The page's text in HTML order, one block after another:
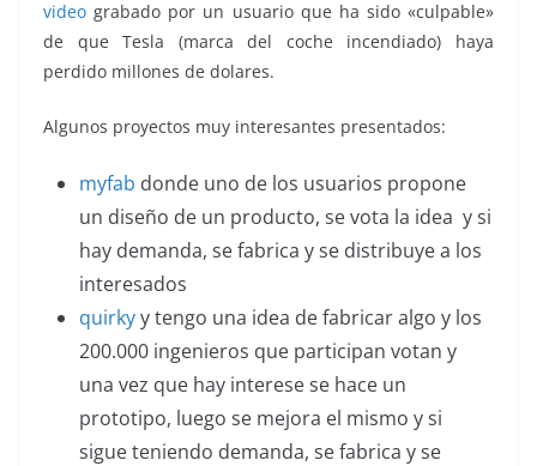
video grabado por un usuario que ha sido «culpable»
de que Tesla (marca del coche incendiado) haya
perdido millones de dolares.
Algunos proyectos muy interesantes presentados:
myfab donde uno de los usuarios propone
un diseño de un producto, se vota la idea y si
hay demanda, se fabrica y se distribuye a los
interesados
quirkyy tengo una idea de fabricar algo y los
200.000 ingenieros que participan votan y
una vez que hay interese se hace un
prototipo, luego se mejora el mismo y si
sigue teniendo demanda, se fabrica y se